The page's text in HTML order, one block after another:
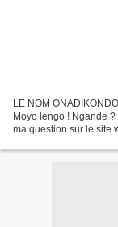
LE NOM
Moyo lengo ! Ngande
ma question sur le site